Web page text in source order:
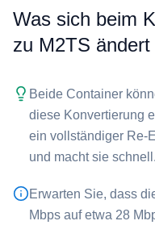
Was sich beim
zu ⁦M2TS⁩ ändert
Beide Container
diese Konvertierung
ein vollständiger Re-
und macht sie schnell.
Erwarten Sie, dass
Mbps auf etwa 28